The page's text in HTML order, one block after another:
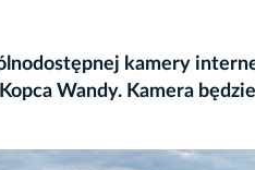
kamery
Wandy. Kamera